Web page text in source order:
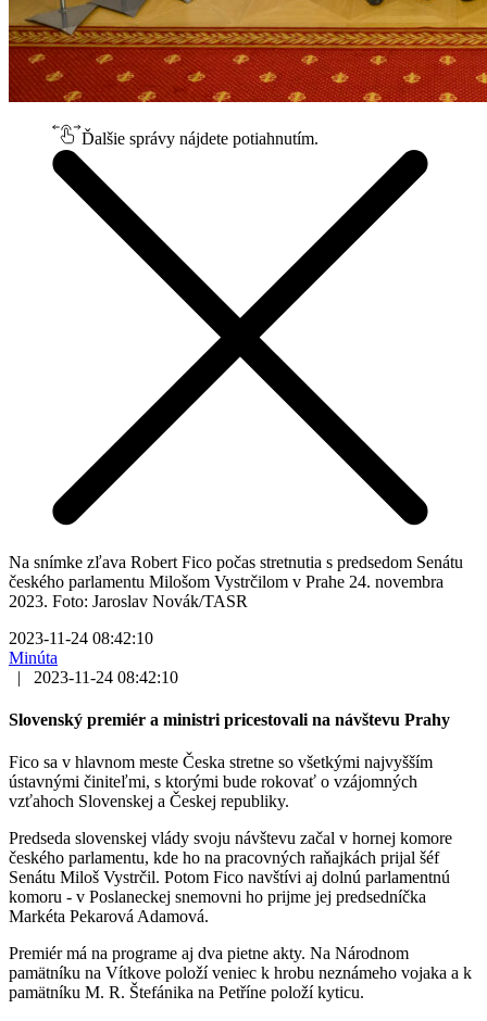
Ďalšie správy nájdete potiahnutím.
Na snímke zľava Robert Fico počas stretnutia s predsedom Senátu
českého parlamentu Milošom Vystrčilom v Prahe 24. novembra
2023. Foto: Jaroslav Novák/TASR
2023-11-24 08:42:10
Minúta
|
2023-11-24 08:42:10
Slovenský premiér a ministri pricestovali na návštevu Prahy
Fico sa v hlavnom meste Česka stretne so všetkými najvyšším
ústavnými činiteľmi, s ktorými bude rokovať o vzájomných
vzťahoch Slovenskej a Českej republiky.
Predseda slovenskej vlády svoju návštevu začal v hornej komore
českého parlamentu, kde ho na pracovných raňajkách prijal šéf
Senátu Miloš Vystrčil. Potom Fico navštívi aj dolnú parlamentnú
komoru - v Poslaneckej snemovni ho prijme jej predsedníčka
Markéta Pekarová Adamová.
Premiér má na programe aj dva pietne akty. Na Národnom
pamätníku na Vítkove položí veniec k hrobu neznámeho vojaka a k
pamätníku M. R. Štefánika na Petříne položí kyticu.